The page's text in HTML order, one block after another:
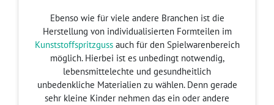
Ebenso wie für viele andere Branchen ist die
Herstellung von individualisierten Formteilen im
Kunststoffspritzgussauch für den Spielwarenbereich
möglich. Hierbei ist es unbedingt notwendig,
lebensmittelechte und gesundheitlich
unbedenkliche Materialien zu wählen. Denn gerade
sehr kleine Kinder nehmen das ein oder andere